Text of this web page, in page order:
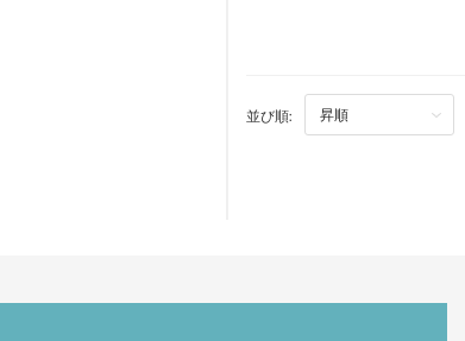
並び順: